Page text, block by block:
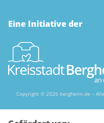
Eine Initiative der
Copyright © 2026 bergheim.de –